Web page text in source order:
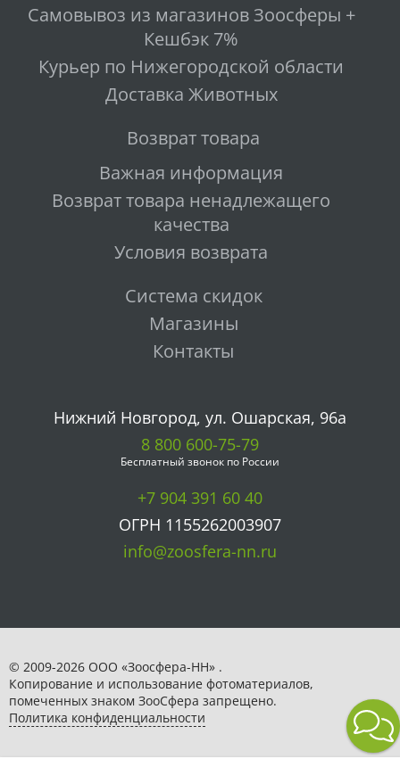
Самовывоз из магазинов Зоосферы +
Кешбэк 7%
Курьер по Нижегородской области
Доставка Животных
Возврат товара
Важная информация
Возврат товара ненадлежащего
качества
Условия возврата
Система скидок
Магазины
Контакты
Нижний Новгород, ул. Ошарская, 96а
8 800 600-75-79
Бесплатный звонок по России
+7 904 391 60 40
ОГРН 1155262003907
info@zoosfera-nn.ru
© 2009-2026 ООО «Зоосфера-НН» .
Копирование и использование фотоматериалов,
помеченных знаком ЗooСфера запрещено.
Политика конфиденциальности